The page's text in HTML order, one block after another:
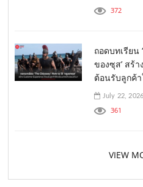
372
ถอดบทเรียน
ของซุส’ สร้
ต้อนรับลูกค้า
July 22, 2026
361
VIEW